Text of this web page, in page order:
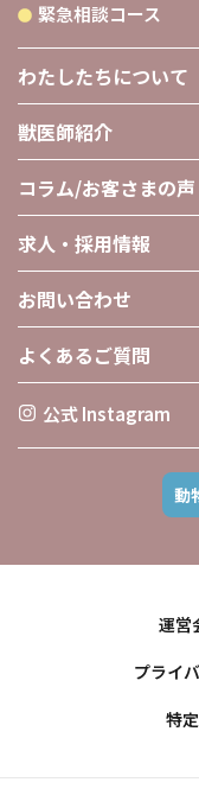
緊急相談コース
わたしたちについて
獣医師紹介
コラム/お客さまの声
求人・採用情報
お問い合わせ
よくあるご質問
公式 Instagram
動
運営
プライ
特